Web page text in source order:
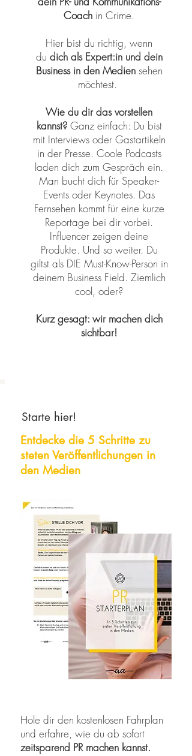
Coach in Crime.
Hier bist du richtig, wenn
du dich als Expert:in und dein
Business in den Mediensehen
möchtest.
Wie du dir das vorstellen
kannst? Ganz einfach: Du bist
mit Interviews oder Gastartikeln
in der Presse. Coole Podcasts
laden dich zum Gespräch ein.
Man bucht dich für Speaker-
Events oder Keynotes. Das
Fernsehen kommt für eine kurze
Reportage bei dir vorbei.
Influencer zeigen deine
Produkte. Und so weiter. Du
giltst als DIE Must-Know-Person in
deinem Business Field. Ziemlich
cool, oder?
Kurz gesagt: wir machen dich
sichtbar!
Starte hier!
Entdecke die 5 Schritte zu
steten Veröffentlichungen in
den Medien
Hole dir den kostenlosen Fahrplan
und erfahre, wie du ab sofort
zeitsparend PR machen kannst.